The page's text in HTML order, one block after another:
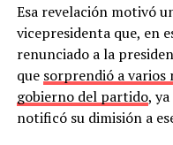
Esa revelación motivó
vicepresidenta que, en
renunciado a la
que sorprendió a varios
gobierno del partido,
notificó su dimisión a